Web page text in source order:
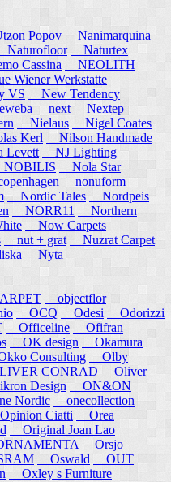
Popov
Nanimarquina
Naturofloor
Naturtex
Cassina
NEOLITH
Wiener Werkstatte
VS
New Tendency
next
Nextep
Nielaus
Nigel Coates
Kerl
Nilson Handmade
Levett
NJ Lighting
Nola Star
nonuform
Nordic Tales
Nordpeis
NORR11
Northern
Now Carpets
nut + grat
Nuzrat Carpet
Nyta
objectflor
OCQ Odesi
Odorizzi
Officeline
Ofifran
OK design
Okamura
Consulting
Olby
CONRAD
Oliver
Design
ON&ON
Nordic
onecollection
Ciatti
Orea
Original Joan Lao
Orsjo
Oswald
OUT
Oxley s Furniture